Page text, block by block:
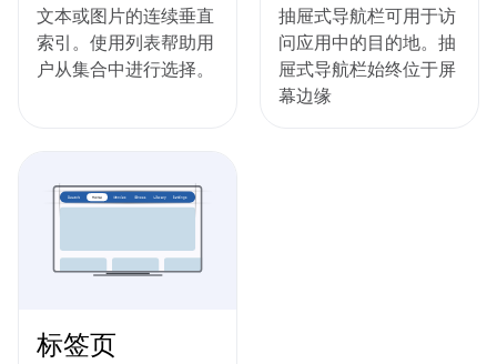
文本或图片的连续垂直
索引。使用列表帮助用
户从集合中进行选择。
抽屉式导航栏可用于访
问应用中的目的地。抽
屉式导航栏始终位于屏
幕边缘
标签页